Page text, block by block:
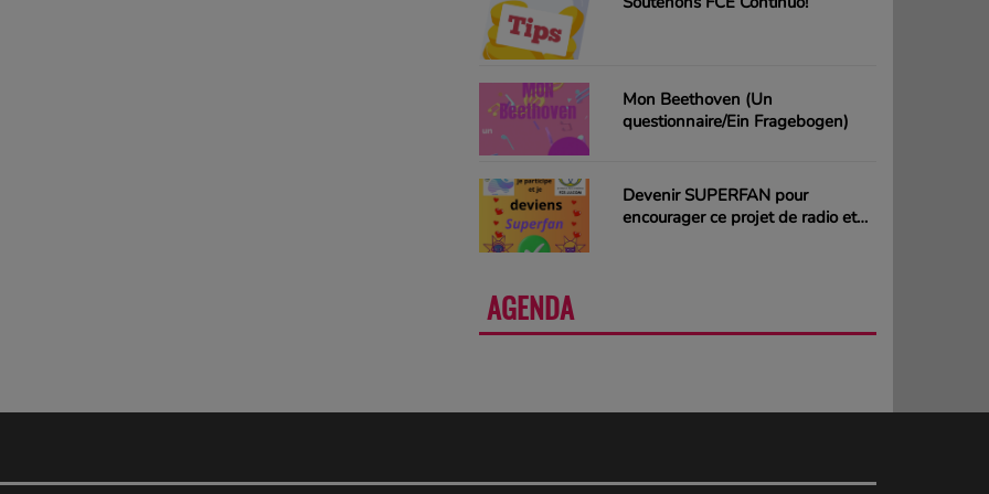
Mon Beethoven (Un
questionnaire/Ein Fragebogen)
Devenir SUPERFAN pour
encourager ce projet de radio et
AGENDA